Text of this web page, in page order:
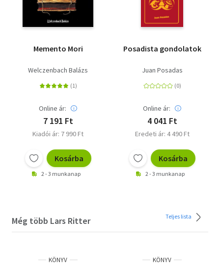
Memento Mori
Welczenbach Balázs
Online ár:
7 191 Ft
Kiadói ár: 7 990 Ft
Kosárba
2 - 3 munkanap
Posadista gondolatok
Juan Posadas
Online ár:
4 041 Ft
Eredeti ár: 4 490 Ft
Kosárba
2 - 3 munkanap
Még több Lars Ritter Teljes lista
KÖNYV KÖNYV